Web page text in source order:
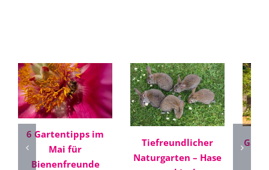
6 Gartentipps im
Mai für
Bienenfreunde
Tiefreundlicher
Naturgarten – Hase